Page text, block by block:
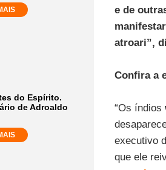
do Espírito.
de Adroaldo
e de
atroari”,
Confira a
“Os índios
executivo
que ele